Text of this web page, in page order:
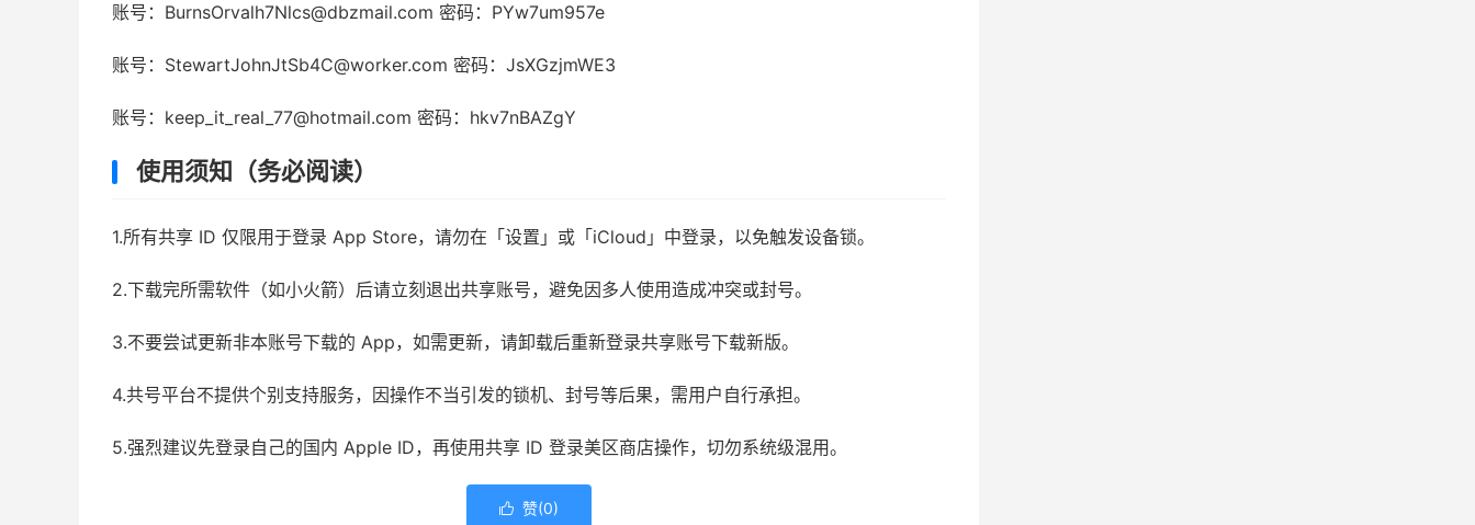
账号：BurnsOrvalh7Nlcs@dbzmail.com 密码：PYw7um957e
账号：StewartJohnJtSb4C@worker.com 密码：JsXGzjmWE3
账号：keep_it_real_77@hotmail.com 密码：hkv7nBAZgY
使用须知（务必阅读）
1.所有共享 ID 仅限用于登录 App Store，请勿在「设置」或「iCloud」中登录，以免触发设备锁。
2.下载完所需软件（如小火箭）后请立刻退出共享账号，避免因多人使用造成冲突或封号。
3.不要尝试更新非本账号下载的 App，如需更新，请卸载后重新登录共享账号下载新版。
4.共号平台不提供个别支持服务，因操作不当引发的锁机、封号等后果，需用户自行承担。
5.强烈建议先登录自己的国内 Apple ID，再使用共享 ID 登录美区商店操作，切勿系统级混用。
 赞(0)